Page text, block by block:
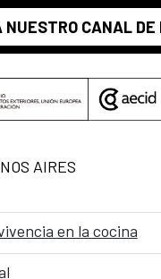
NUESTRO CANAL DE
AIRES
en la cocina